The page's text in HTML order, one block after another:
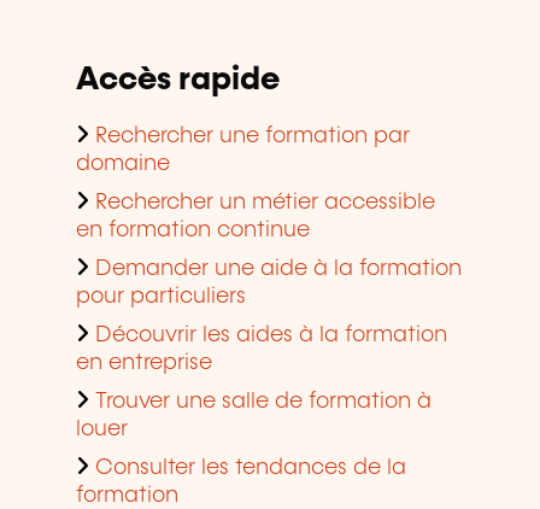
Accès rapide
Rechercher une formation par
domaine
Rechercher un métier accessible
en formation continue
Demander une aide à la formation
pour particuliers
Découvrir les aides à la formation
en entreprise
Trouver une salle de formation à
louer
Consulter les tendances de la
formation